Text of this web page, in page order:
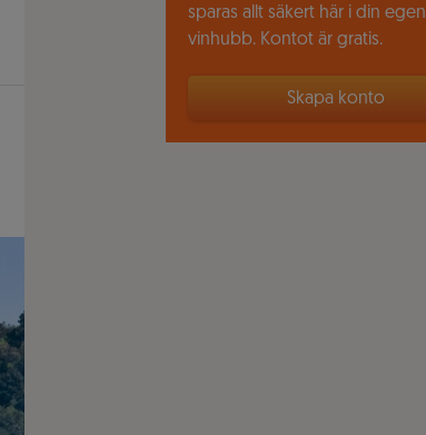
sparas allt säkert här i din egen
vinhubb. Kontot är gratis.
Skapa konto